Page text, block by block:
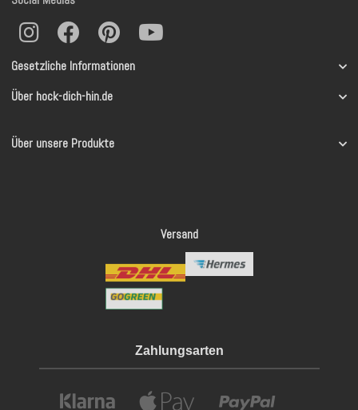
Gesetzliche Informationen
Über hock-dich-hin.de
Über unsere Produkte
Versand
Zahlungsarten